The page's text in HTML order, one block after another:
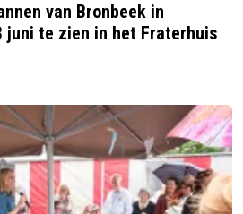
van Bronbeek in
juni te zien in het Fraterhuis